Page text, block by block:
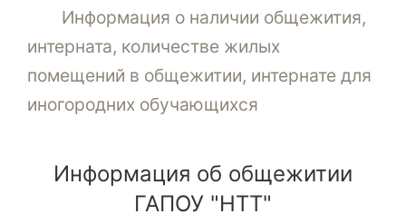
Информация о наличии общежития,
интерната, количестве жилых
помещений в общежитии, интернате для
иногородних обучающихся
Информация об общежитии
ГАПОУ "НТТ"